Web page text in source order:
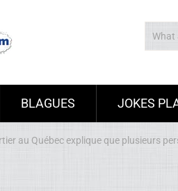
BLAGUES JOKES
au Québec explique que plusieurs